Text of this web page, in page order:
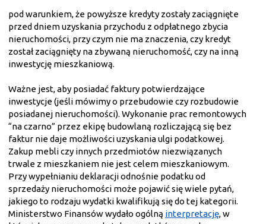
pod warunkiem, że powyższe kredyty zostały zaciągnięte
przed dniem uzyskania przychodu z odpłatnego zbycia
nieruchomości, przy czym nie ma znaczenia, czy kredyt
został zaciągnięty na zbywaną nieruchomość, czy na inną
inwestycję mieszkaniową.
Ważne jest, aby posiadać faktury potwierdzające
inwestycje (jeśli mówimy o przebudowie czy rozbudowie
posiadanej nieruchomości). Wykonanie prac remontowych
“na czarno” przez ekipę budowlaną rozliczającą się bez
faktur nie daje możliwości uzyskania ulgi podatkowej.
Zakup mebli czy innych przedmiotów niezwiązanych
trwale z mieszkaniem nie jest celem mieszkaniowym.
Przy wypełnianiu deklaracji odnośnie podatku od
sprzedaży nieruchomości może pojawić się wiele pytań,
jakiego to rodzaju wydatki kwalifikują się do tej kategorii.
Ministerstwo Finansów wydało ogólną interpretację, w